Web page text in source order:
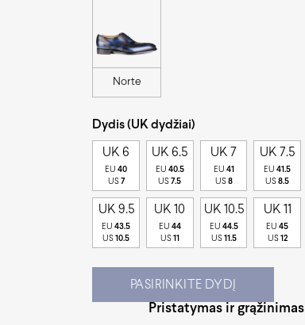
Norte
Dydis (UK dydžiai)
UK 6
EU40
US 7
UK 6.5
EU 40.5
US7.5
UK 7
EU 41
US 8
UK 7.5
EU41.5
US8.5
UK 9.5
EU43.5
US10.5
UK 10
EU 44
US 11
UK 10.5
EU 44.5
US 11.5
UK 11
EU45
US 12
PASIRINKITE DYDĮ
Pristatymas ir grąžinimas